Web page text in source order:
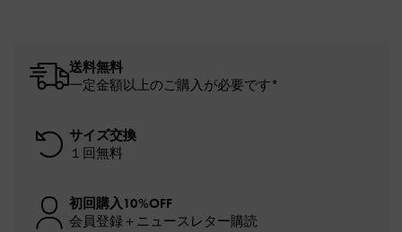
送料無料
一定金額以上のご購入が必要です*
サイズ交換
１回無料
初回購入10%OFF
会員登録＋ニュースレター購読